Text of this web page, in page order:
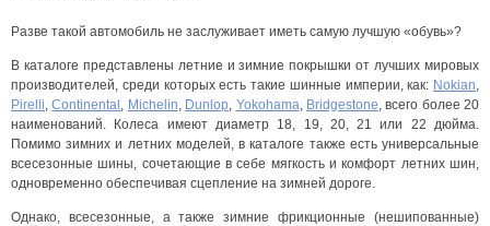
Разве такой автомобиль не заслуживает иметь самую лучшую «обувь»?
В каталоге представлены летние и зимние покрышки от лучших мировых
производителей, среди которых есть такие шинные империи, как: Nokian
Pirelli ,Continental Michelin Dunlop Yokohama Bridgestone , всего более 20
наименований. Колеса имеют диаметр 18, 19, 20, 21 или 22 дюйма.
Помимо зимних и летних моделей, в каталоге также есть универсальные
всесезонные шины, сочетающие в себе мягкость и комфорт летних шин,
одновременно обеспечивая сцепление на зимней дороге.
Однако, всесезонные, а также зимние фрикционные (нешипованные)